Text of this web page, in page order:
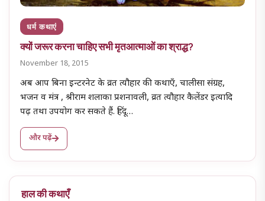
धर्म कथाएं
क्यों जरूर करना चाहिए सभी मृतआत्माओं का श्राद्ध?
November 18, 2015
अब आप बिना इन्टरनेट के व्रत त्यौहार की कथाएँ, चालीसा संग्रह,
भजन व मंत्र , श्रीराम शलाका प्रशनावली, व्रत त्यौहार कैलेंडर इत्यादि
पढ़ तथा उपयोग कर सकते हैं. हिंदू…
और पढ़ें
हाल की कथाएँ